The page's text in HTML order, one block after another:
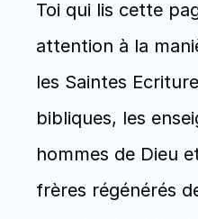
Toi qui lis cette
attention à la
les Saintes
bibliques, les
hommes de Dieu
frères régénérés